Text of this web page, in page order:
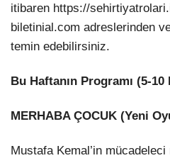
itibaren https://
biletinial.com adreslerinden
temin edebilirsiniz.
Bu Haftanın Programı (5-10
MERHABA ÇOCUK (Yeni
Mustafa Kemal’in mücadeleci